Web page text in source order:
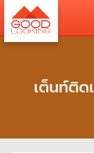
เต็นท์ติด